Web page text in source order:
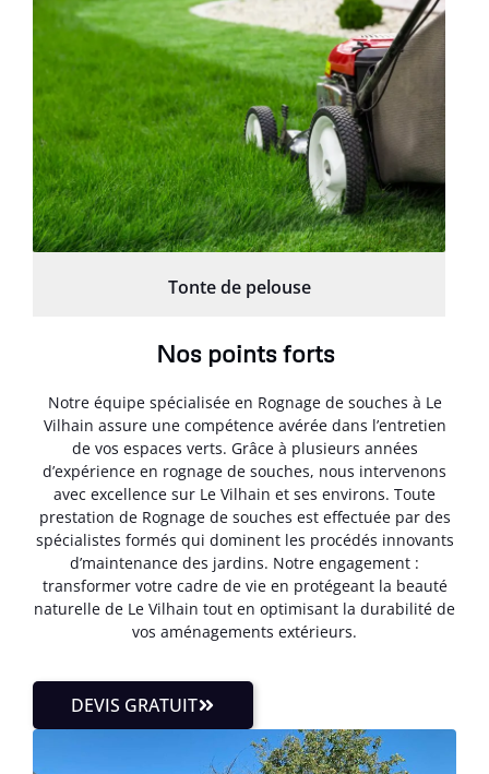
Tonte de pelouse
Nos points forts
Notre équipe spécialisée en Rognage de souches à Le
Vilhain assure une compétence avérée dans l’entretien
de vos espaces verts. Grâce à plusieurs années
d’expérience en rognage de souches, nous intervenons
avec excellence sur Le Vilhain et ses environs. Toute
prestation de Rognage de souches est effectuée par des
spécialistes formés qui dominent les procédés innovants
d’maintenance des jardins. Notre engagement :
transformer votre cadre de vie en protégeant la beauté
naturelle de Le Vilhain tout en optimisant la durabilité de
vos aménagements extérieurs.
DEVIS GRATUIT